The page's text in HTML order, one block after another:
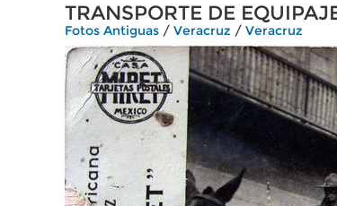
TRANSPORTE DE
Fotos Antiguas / Veracruz / Veracruz